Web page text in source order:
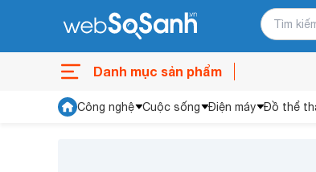
Danh mục sản phẩm
Công nghệ Cuộc sống Điện máy Đồ thể